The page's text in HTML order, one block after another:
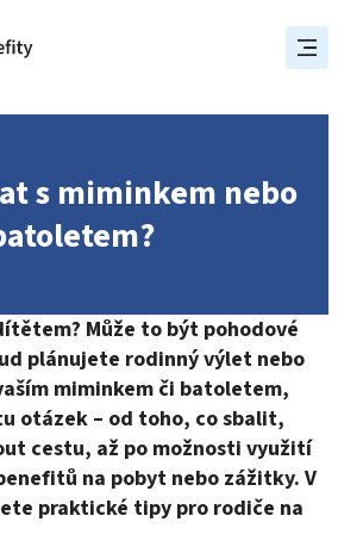
s miminkem nebo
Může to být pohodové
plánujete rodinný výlet nebo
miminkem či batoletem,
otázek – od toho, co sbalit,
cestu, až po možnosti využití
na pobyt nebo zážitky. V
praktické tipy pro rodiče na